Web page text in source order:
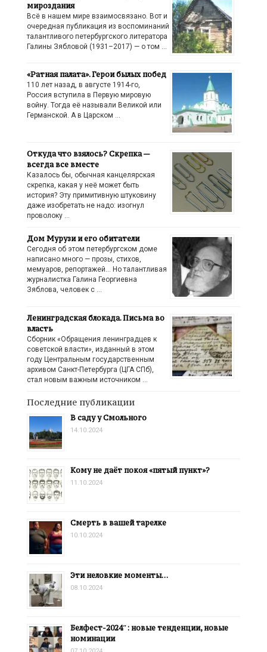
мироздания
Всё в нашем мире взаимосвязано. Вот и
очередная публикация из воспоминаний
талантливого петербургского литератора
Галины Зябловой (1931–2017) — о том …
«Ратная палата». Герои былых побед
110 лет назад, в августе 1914-го,
Россия вступила в Первую мировую
войну. Тогда её называли Великой или
Германской. А в Царском …
Откуда что взялось? Скрепка —
всегда все вместе
Казалось бы, обычная канцелярская
скрепка, какая у неё может быть
история? Эту примитивную штуковину
даже изобретать не надо: изогнул
проволоку …
Дом Мурузи и его обитатели
Сегодня об этом петербургском доме
написано много — прозы, стихов,
мемуаров, репортажей… Но талантливая
журналистка Галина Георгиевна
Зяблова, человек с …
Ленинградская блокада. Письма во
власть
Сборник «Обращения ленинградцев к
советской власти», изданный в этом
году Центральным государственным
архивом Санкт-Петербурга (ЦГА СПб),
стал новым важным источником …
Последние публикации
В саду у Смольного
14.10.2024
Кому не даёт покоя «пятый пункт»?
11.10.2024
Смерть в вашей тарелке
10.10.2024
Эти неловкие моменты…
08.10.2024
Белфест-2024″: новые тенденции, новые
номинации